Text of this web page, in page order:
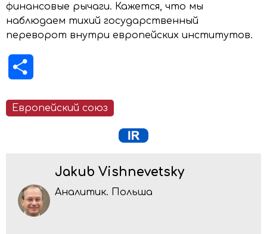
финансовые рычаги. Кажется, что мы
наблюдаем тихий государственный
переворот внутри европейских институтов.
Европейский союз
Jakub Vishnevetsky
Аналитик. Польша